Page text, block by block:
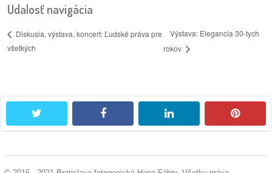
Udalosť navigácia
Diskusia, výstava, koncert: Ľudské práva pre
všetkých
Výstava: Elegancia 30-tych
rokov
facebook linkedin